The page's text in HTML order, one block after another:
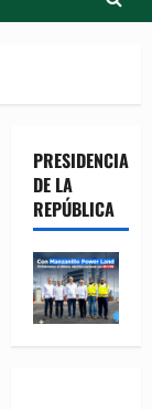
PRESIDENCIA
DE LA
REPÚBLICA